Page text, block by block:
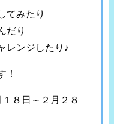
てみたり
だり
レンジしたり♪
！
１８日～２月２８